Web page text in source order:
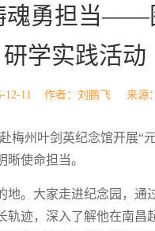
魂勇担当——
研学实践活动
12-11 作者：刘鹏飞 来源
梅州叶剑英纪念馆开展“
使命担当。
地。大家走进纪念园，
轨迹，深入了解他在南